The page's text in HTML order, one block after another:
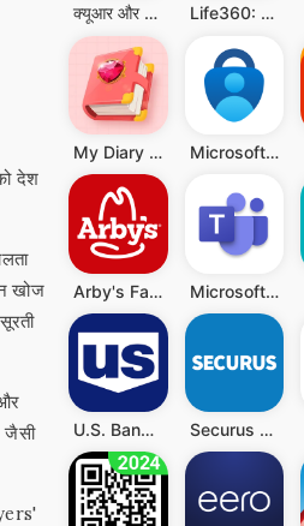
देश
खोज
जैसी
क्यूआर और बारकोड स्कैनर Life360: Live Location Sharing
My Diary - Diary With Lock Microsoft Authenticator
Arby's Fast Food Sandwiches Microsoft Teams
U.S. Bank Mobile Banking Securus Mobile